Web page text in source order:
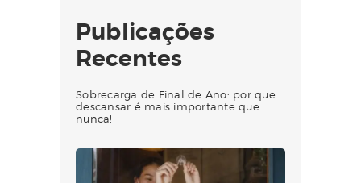
Publicações
Recentes
Sobrecarga de Final de Ano: por que
descansar é mais importante que
nunca!